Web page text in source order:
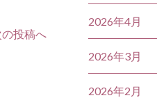
の投稿へ
2026年4月
2026年3月
2026年2月